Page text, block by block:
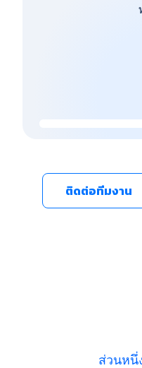
ติดต่อทีมงาน
ส่วนหนึ่